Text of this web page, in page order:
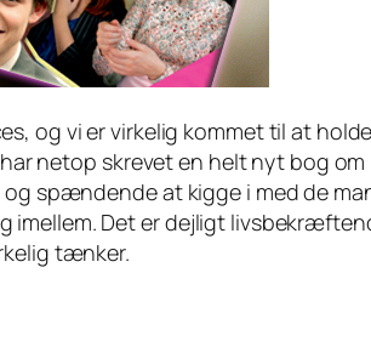
og vi er virkelig kommet til at
netop skrevet en helt nyt bog
spændende at kigge i med de
imellem. Det er dejligt
tænker.